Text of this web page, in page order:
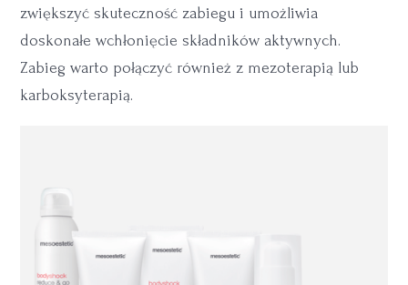
zwiększyć skuteczność zabiegu i umożliwia
doskonałe wchłonięcie składników aktywnych.
Zabieg warto połączyć również z mezoterapią lub
karboksyterapią.